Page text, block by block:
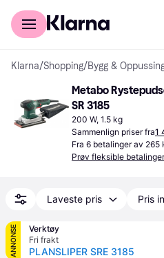
For kunder
Klarna/Shopping/Bygg &
Metabo
SR 3185
200 W, 1.5 kg
Sammenlign priser fra1
Fra 6 betalinger av 265
Prøv fleksible
Laveste pris Pris
ANNONSE
Verktøy
Fri frakt
PLANSLIPER SRE 3185